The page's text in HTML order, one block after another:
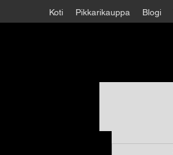
Koti Pikkarikauppa Blogi